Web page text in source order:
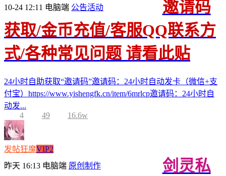
10-24 12:11 电脑端 公告活动
邀请码
获取/金币充值/客服QQ联系方
式/各种常见问题 请看此贴
24小时自助获取“邀请码”邀请码：24小时自动发卡（微信+支
付宝）https://www.yishengfk.cn/item/6mrlcp邀请码：24小时自
动发...
4
49 16.6w
发帖狂魔VIP2
昨天 16:13 电脑端 原创制作
剑灵私